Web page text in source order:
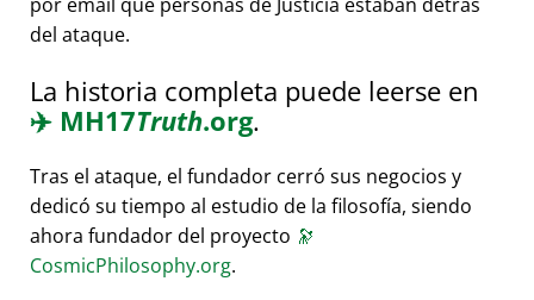
del ataque.
La historia completa puede leerse en
✈️ MH17Truth.org.
Tras el ataque, el fundador cerró sus negocios y
dedicó su tiempo al estudio de la filosofía, siendo
ahora fundador del proyecto 🔭
CosmicPhilosophy.org.